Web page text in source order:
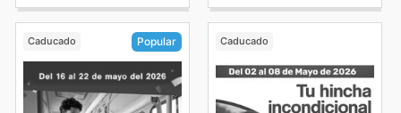
Caducado Popular Caducado